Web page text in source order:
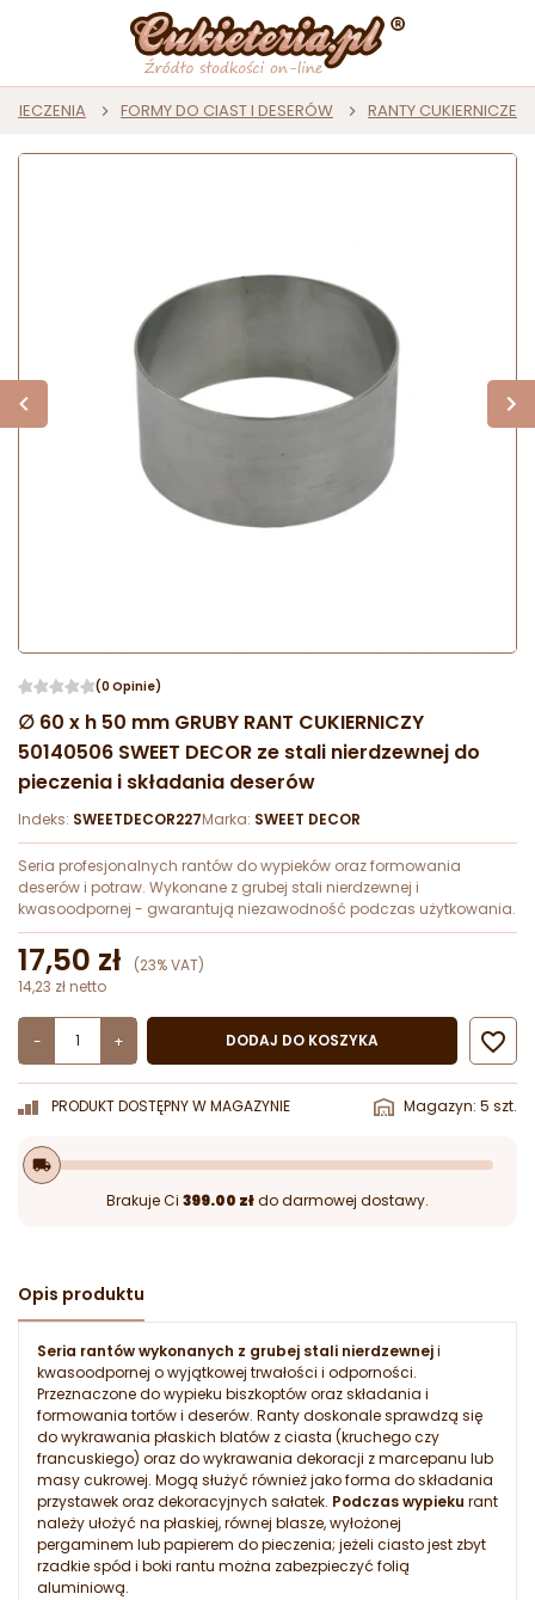
PIECZENIA FORMY DO CIAST I DESERÓW RANTY CUKIERNICZE
(0 Opinie)
∅ 60 x h 50 mm GRUBY RANT CUKIERNICZY
50140506 SWEET DECOR ze stali nierdzewnej do
pieczenia i składania deserów
Indeks: SWEETDECOR227Marka: SWEET DECOR
Seria profesjonalnych rantów do wypieków oraz formowania
deserów i potraw. Wykonane z grubej stali nierdzewnej i
kwasoodpornej - gwarantują niezawodność podczas użytkowania.
17,50 zł
(23% VAT)
14,23 zł netto
- + DODAJ DO KOSZYKA 
PRODUKT DOSTĘPNY W MAGAZYNIE Magazyn: 5 szt.
local_shipping
Brakuje Ci 399.00 złdo darmowej dostawy.
Opis produktu
Seria rantów wykonanych z grubej stali nierdzewneji
kwasoodpornej o wyjątkowej trwałości i odporności.
Przeznaczone do wypieku biszkoptów oraz składania i
formowania tortów i deserów. Ranty doskonale sprawdzą się
do wykrawania płaskich blatów z ciasta (kruchego czy
francuskiego) oraz do wykrawania dekoracji z marcepanu lub
masy cukrowej. Mogą służyć również jako forma do składania
przystawek oraz dekoracyjnych sałatek. Podczas wypieku rant
należy ułożyć na płaskiej, równej blasze, wyłożonej
pergaminem lub papierem do pieczenia; jeżeli ciasto jest zbyt
rzadkie spód i boki rantu można zabezpieczyć folią
aluminiową.